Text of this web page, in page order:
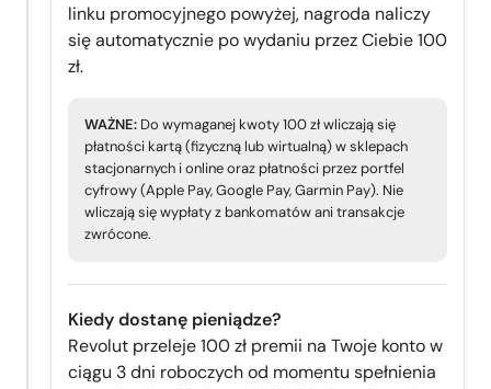
linku promocyjnego powyżej, nagroda naliczy
się automatycznie po wydaniu przez Ciebie 100
zł.
WAŻNE: Do wymaganej kwoty 100 zł wliczają się
płatności kartą (fizyczną lub wirtualną) w sklepach
stacjonarnych i online oraz płatności przez portfel
cyfrowy (Apple Pay, Google Pay, Garmin Pay). Nie
wliczają się wypłaty z bankomatów ani transakcje
zwrócone.
Kiedy dostanę pieniądze?
Revolut przeleje 100 zł premii na Twoje konto w
ciągu 3 dni roboczych od momentu spełnienia